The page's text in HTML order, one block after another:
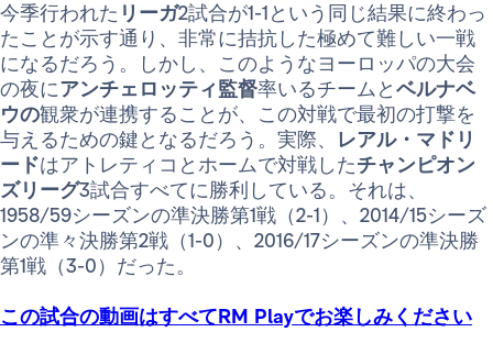
今季行われた リーガ2試合が1-1という同じ結果に終わっ
たことが示す通り、非常に拮抗した極めて難しい一戦
になるだろう。しかし、このようなヨーロッパの大会
の夜にアンチェロッティ監督率いるチームとベルナベ
ウの観衆が連携することが、この対戦で最初の打撃を
与えるための鍵となるだろう。実際、 レアル・マドリ
ードはアトレティコとホームで対戦したチャンピオン
ズリーグ3試合すべてに勝利している。それは、
1958/59シーズンの準決勝第1戦（2-1）、2014/15シーズ
ンの準々決勝第2戦（1-0）、2016/17シーズンの準決勝
第1戦（3-0）だった。
この試合の動画はすべてRM Playでお楽しみください